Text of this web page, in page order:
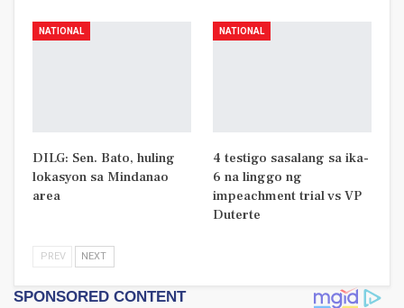
NATIONAL
DILG: Sen. Bato, huling
lokasyon sa Mindanao
area
NATIONAL
4 testigo sasalang sa ika-
6 na linggo ng
impeachment trial vs VP
Duterte
PREV NEXT